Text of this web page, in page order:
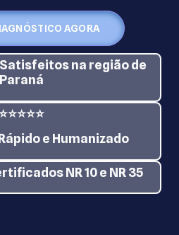
AGORA
na região de
Paraná
e Humanizado
NR 10 e NR 35